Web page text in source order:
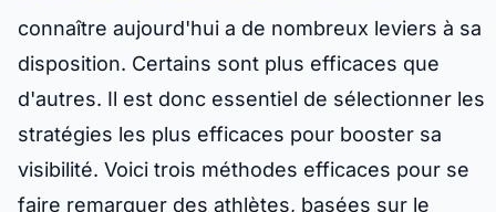
connaître aujourd'hui a de nombreux leviers à sa
disposition. Certains sont plus efficaces que
d'autres. Il est donc essentiel de sélectionner les
stratégies les plus efficaces pour booster sa
visibilité. Voici trois méthodes efficaces pour se
faire remarquer des athlètes, basées sur le